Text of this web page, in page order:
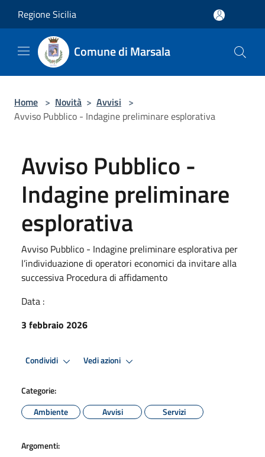
Regione Sicilia
Comune di Marsala
Home > Novità > Avvisi >
Avviso Pubblico - Indagine preliminare esplorativa
Avviso Pubblico -
Indagine preliminare
esplorativa
Avviso Pubblico - Indagine preliminare esplorativa per
l’individuazione di operatori economici da invitare alla
successiva Procedura di affidamento
Data :
3 febbraio 2026
Condividi Vedi azioni
Categorie:
Ambiente
Avvisi Servizi
Argomenti: